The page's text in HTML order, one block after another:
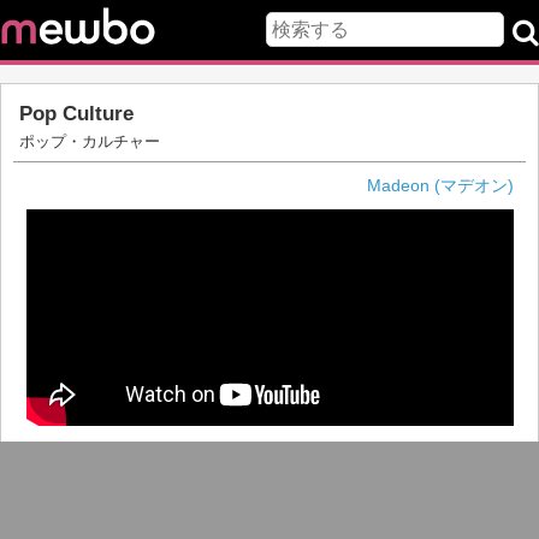
Pop Culture
ポップ・カルチャー
Madeon (マデオン)